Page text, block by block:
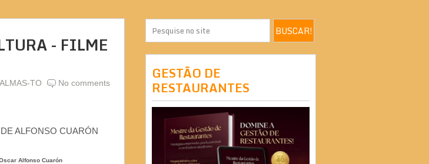
- FILME
TO No comments
ALFONSO CUARÓN
Alfonso Cuarón
GESTÃO DE
RESTAURANTES